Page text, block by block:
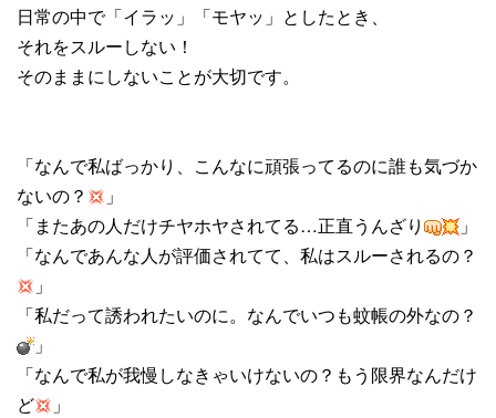
日常の中で「イラッ」「モヤッ」としたとき、
それをスルーしない！
そのままにしないことが大切です。
「なんで私ばっかり、こんなに頑張ってるのに誰も気づか
ないの？
」
「またあの人だけチヤホヤされてる…正直うんざり
」
「なんであんな人が評価されてて、私はスルーされるの？
」
「私だって誘われたいのに。なんでいつも蚊帳の外なの？
」
「なんで私が我慢しなきゃいけないの？もう限界なんだけ
ど
」